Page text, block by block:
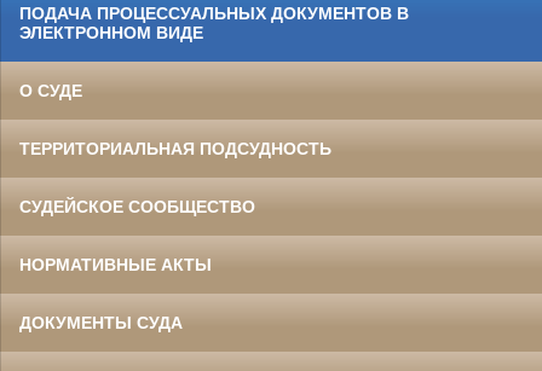
ПОДАЧА ПРОЦЕССУАЛЬНЫХ ДОКУМЕНТОВ В
ЭЛЕКТРОННОМ ВИДЕ
О СУДЕ
ТЕРРИТОРИАЛЬНАЯ ПОДСУДНОСТЬ
СУДЕЙСКОЕ СООБЩЕСТВО
НОРМАТИВНЫЕ АКТЫ
ДОКУМЕНТЫ СУДА